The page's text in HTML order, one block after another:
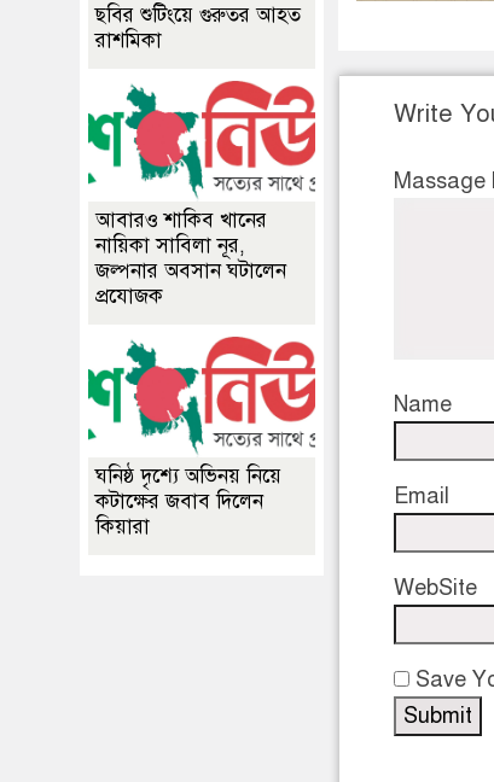
Write
Massage
Name
Email
WebSite
Save
ছবির শুটিংয়ে গুরুতর আহত
রাশমিকা
আবারও শাকিব খানের
নায়িকা সাবিলা নূর,
জল্পনার অবসান ঘটালেন
প্রযোজক
ঘনিষ্ঠ দৃশ্যে অভিনয় নিয়ে
কটাক্ষের জবাব দিলেন
কিয়ারা